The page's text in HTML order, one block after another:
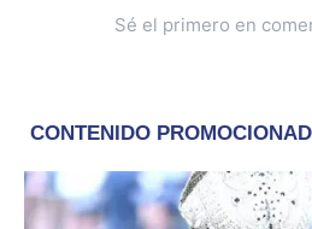
Sé el primero en